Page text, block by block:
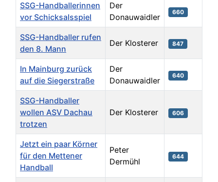
SSG-Handballerinnen
vor Schicksalsspiel
Der
Donauwaidler
660
SSG-Handballer rufen
den 8. Mann
Der Klosterer 847
In Mainburg zurück
auf die Siegerstraße
Der
Donauwaidler
640
SSG-Handballer
wollen ASV Dachau
trotzen
Der Klosterer 606
Jetzt ein paar Körner
für den Mettener
Handball
Peter
Dermühl
644